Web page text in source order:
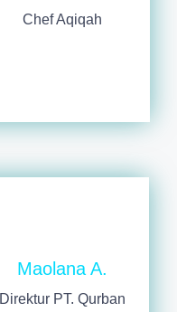
Maolana A.
Direktur PT. Qurban
Chef Aqiqah